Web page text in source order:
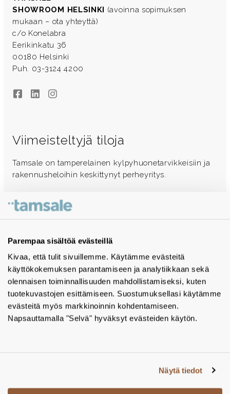
Parempaa sisältöä evästeillä
Kivaa, että tulit sivuillemme. Käytämme evästeitä
käyttökokemuksen parantamiseen ja analytiikkaan sekä
olennaisen toiminnallisuuden mahdollistamiseksi, kuten
tuotekuvastojen esittämiseen. Suostumuksellasi käytämme
evästeitä myös markkinoinnin kohdentamiseen.
Napsauttamalla "Selvä" hyväksyt evästeiden käytön.
Näytä tiedot
SHOWROOM HELSINKI (avoinna sopimuksen
mukaan – ota yhteyttä)
c/o Konelabra
Eerikinkatu 36
00180 Helsinki
Puh. 03-3124 4200
FacebookLinkedInInstagram
Viimeisteltyjä tiloja
Tamsale on tamperelainen kylpyhuonetarvikkeisiin ja
rakennusheloihin keskittynyt perheyritys.
Olemme palvelleet suunnitteluammattilaisia ja
rakennusliikkeitä ympäri Suomen jo kahdessa
Tuotekuvastot
Instagram
BIM-objektit